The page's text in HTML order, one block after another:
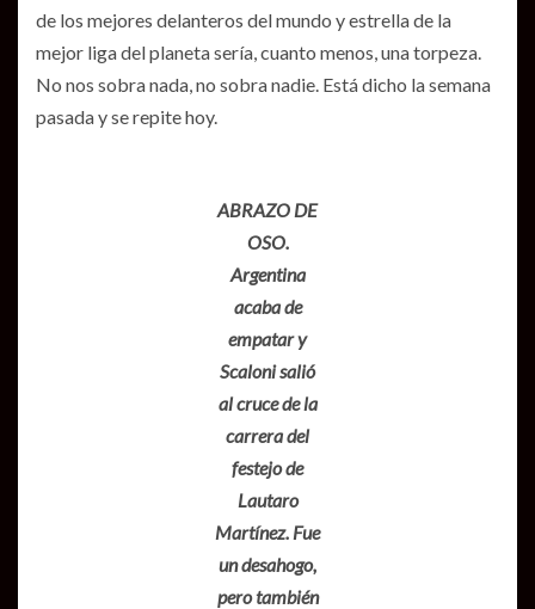
de los mejores delanteros del mundo y estrella de la
mejor liga del planeta sería, cuanto menos, una torpeza.
No nos sobra nada, no sobra nadie. Está dicho la semana
pasada y se repite hoy.
ABRAZO DE
OSO.
Argentina
acaba de
empatar y
Scaloni salió
al cruce de la
carrera del
festejo de
Lautaro
Martínez. Fue
un desahogo,
pero también